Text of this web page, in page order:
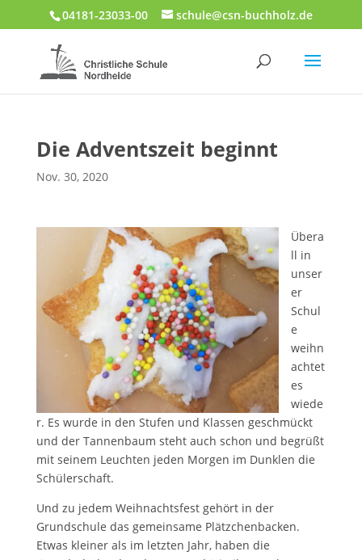
04181-23033-00 schule@csn-buchholz.de
Die Adventszeit beginnt
Nov. 30, 2020
Übera
ll in
unser
er
Schul
e
weihn
achtet
es
wiede
r. Es wurde in den Stufen und Klassen geschmückt
und der Tannenbaum steht auch schon und begrüßt
mit seinem Leuchten jeden Morgen im Dunklen die
Schülerschaft.
Und zu jedem Weihnachtsfest gehört in der
Grundschule das gemeinsame Plätzchenbacken.
Etwas kleiner als im letzten Jahr, haben die